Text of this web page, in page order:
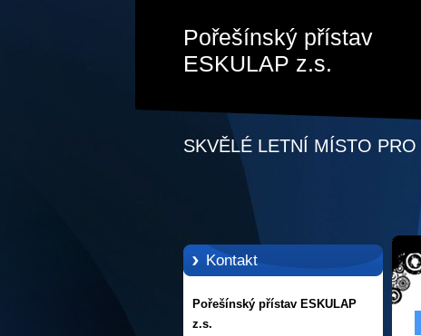
Pořešínský přístav
ESKULAP z.s.
SKVĚLÉ LETNÍ MÍSTO PRO
Kontakt
Pořešínský přístav ESKULAP
z.s.